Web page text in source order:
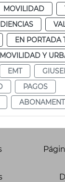
MOVILIDAD
EN PORTADA
MOVILIDAD Y
EMT
PAGOS